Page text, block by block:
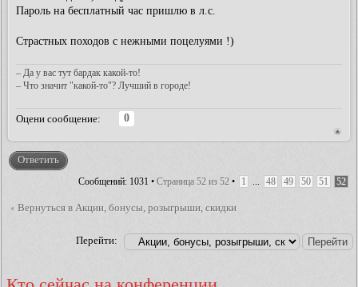
Пароль на бесплатный час пришлю в л.с.
Страстных походов с нежными поцелуями !)
– Да у вас тут бардак какой-то!
– Что значит "какой-то"? Лучший в городе!
Оцени сообщение:
0
Ответить
Сообщений: 1031 • Страница 52 из 52 • 1 48 49 50 51 52
Вернуться в Акции, бонусы, розыгрыши, скидки
Перейти: